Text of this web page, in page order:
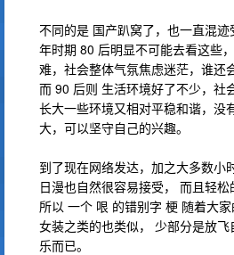
不同的是 国产趴窝了，也一直混
年时期 80 后明显不可能去看这些
难，社会整体气氛焦虑迷茫，谁还
而 90 后则 生活环境好了不少，社
长大一些环境又相对平稳和谐，没
大，可以坚守自己的兴趣。
到了现在网络发达，加之大多数小
日漫也自然很容易接受， 而且轻松
所以 一个 哏 的错别字 梗 随着大
女装之类的也类似， 少部分是放
乐而已。